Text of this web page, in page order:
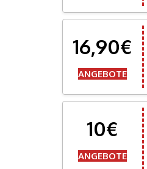
16,90€
ANGEBOTE
10€
ANGEBOTE